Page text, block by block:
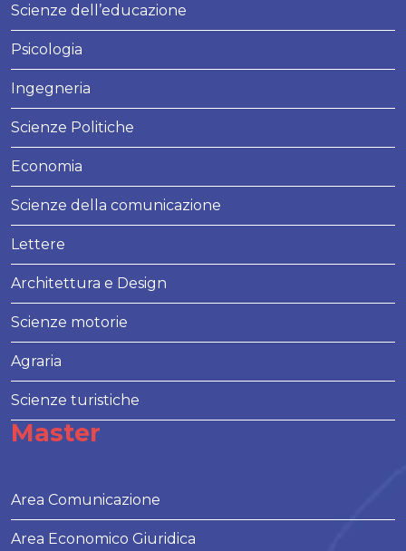
Scienze dell’educazione
Psicologia
Ingegneria
Scienze Politiche
Economia
Scienze della comunicazione
Lettere
Architettura e Design
Scienze motorie
Agraria
Scienze turistiche
Master
Area Comunicazione
Area Economico Giuridica